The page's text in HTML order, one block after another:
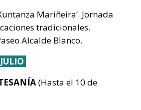
Mariñeira’. Jornada
tradicionales.
Alcalde Blanco.
(Hasta el 10 de